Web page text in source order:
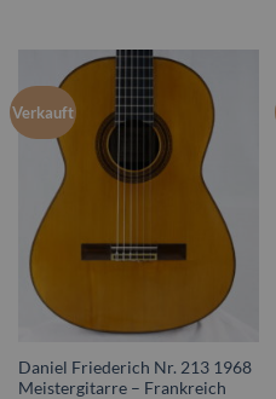
Verkauft
Daniel Friederich Nr. 213 1968
Meistergitarre – Frankreich